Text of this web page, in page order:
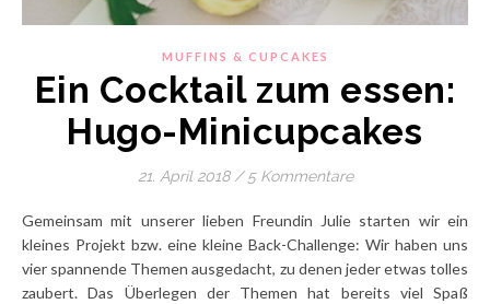
MUFFINS & CUPCAKES
Ein Cocktail zum essen:
Hugo-Minicupcakes
21. April 2018 / 5 Kommentare
Gemeinsam mit unserer lieben Freundin Julie starten wir ein
kleines Projekt bzw. eine kleine Back-Challenge: Wir haben uns
vier spannende Themen ausgedacht, zu denen jeder etwas tolles
zaubert. Das Überlegen der Themen hat bereits viel Spaß